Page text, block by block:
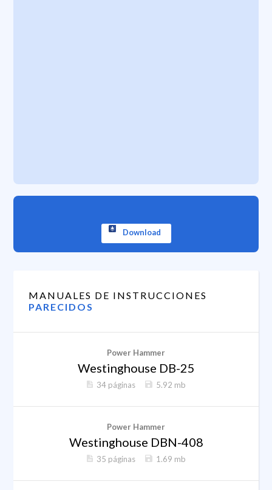
Download
MANUALES DE INSTRUCCIONES
PARECIDOS
Power Hammer
Westinghouse DB-25
34 páginas 5.92 mb
Power Hammer
Westinghouse DBN-408
35 páginas 1.69 mb